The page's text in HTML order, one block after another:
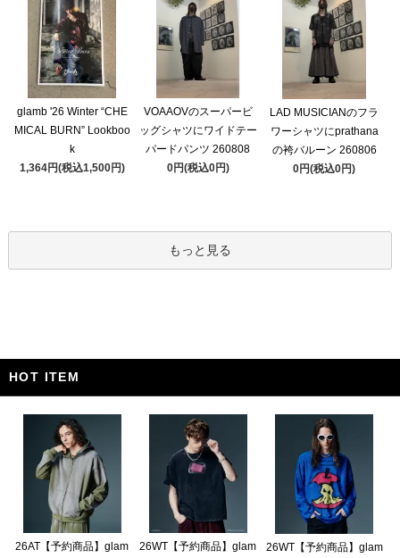
glamb '26 Winter “CHE
MICAL BURN” Lookboo
k
1,364円(税込1,500円)
VOAAOVのスーパービ
ッグシャツにワイドテー
パードパンツ 260808
0円(税込0円)
LAD MUSICIANのフラ
ワーシャツにprathana
の袴バルーン 260806
0円(税込0円)
もっと見る
HOT ITEM
26AT【予約商品】glam 26WT【予約商品】glam 26WT【予約商品】glam